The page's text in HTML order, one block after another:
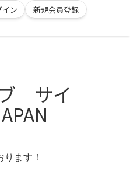
イン 新規会員登録
ブ サイ
ます！